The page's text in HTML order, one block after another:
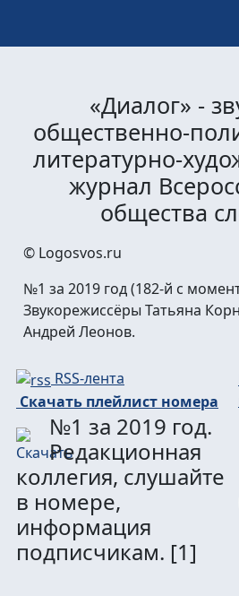
«Диалог» -
общественно-
литературно-
журнал
общества
© Logosvos.ru
№1 за 2019 год (182-й с
Звукорежиссёры Татьяна
Андрей Леонов.
RSS-лента
Скачать плейлист номера
№1 за 2019 год.
Редакционная
коллегия, слушайте
в номере,
информация
подписчикам. [1]